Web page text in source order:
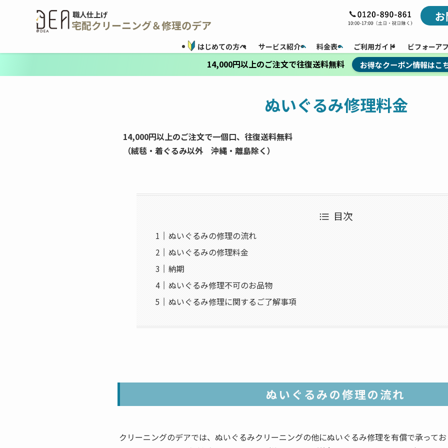
職人仕上げ
宅配クリーニング＆修理のデア
はじめての方へ サービス紹介 料金表 ご利用ガイド ビフォーア
14,000円以上のご注文で往復送料無料 お得なクーポン情報はこ
ぬいぐるみ修理料金
14,000円以上のご注文で一個口、往復送料無料
（絨毯・着ぐるみ以外　沖縄・離島除く）
目次
ぬいぐるみの修理の流れ
ぬいぐるみの修理料金
納期
ぬいぐるみ修理不可のお品物
ぬいぐるみ修理に関するご了解事項
ぬいぐるみの修理の流れ
クリーニングのデアでは、ぬいぐるみクリーニングの他にぬいぐるみ修理を有償で承って